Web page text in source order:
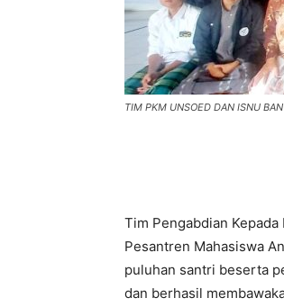
TIM PKM UNSOED DAN ISNU
Tim Pengabdian
Pesantren Mahasiswa
puluhan santri beserta
dan berhasil